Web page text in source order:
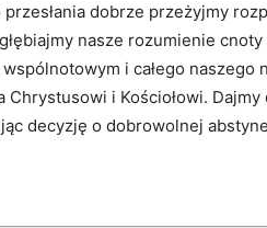
przesłania dobrze przeżyjmy
nasze rozumienie
i całego naszego
Chrystusowi i Kościołowi.
decyzję o dobrowolnej